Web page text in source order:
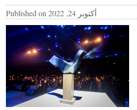
Published on أكتوبر 24, 2022